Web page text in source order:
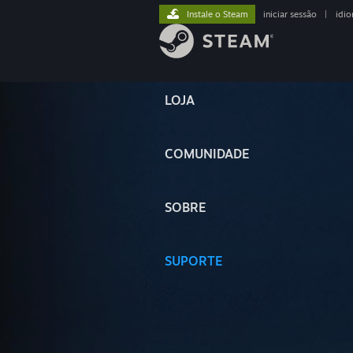
LOJA
COMUNIDADE
SOBRE
SUPORTE
Instale o Steam iniciar sessão